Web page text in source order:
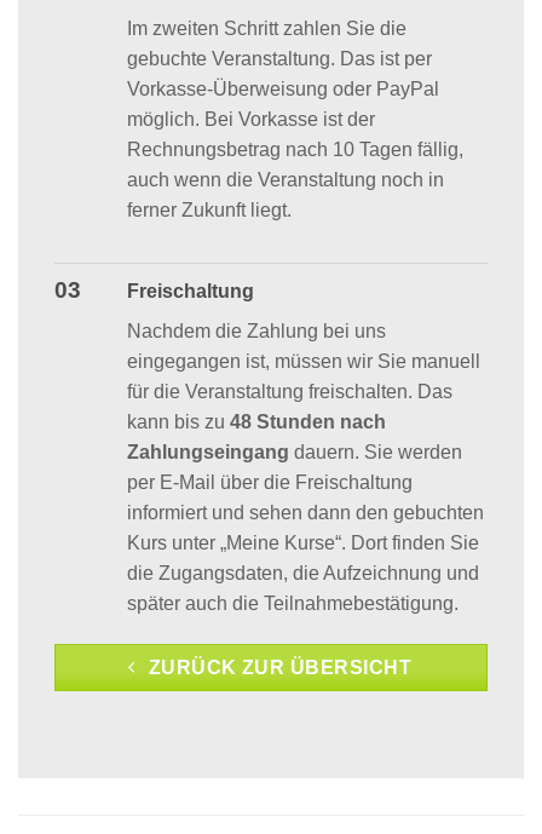
Im zweiten Schritt zahlen Sie die
gebuchte Veranstaltung. Das ist per
Vorkasse-Überweisung oder PayPal
möglich. Bei Vorkasse ist der
Rechnungsbetrag nach 10 Tagen fällig,
auch wenn die Veranstaltung noch in
ferner Zukunft liegt.
03
Freischaltung
Nachdem die Zahlung bei uns
eingegangen ist, müssen wir Sie manuell
für die Veranstaltung freischalten. Das
kann bis zu 48 Stunden nach
Zahlungseingang dauern. Sie werden
per E-Mail über die Freischaltung
informiert und sehen dann den gebuchten
Kurs unter „Meine Kurse“. Dort finden Sie
die Zugangsdaten, die Aufzeichnung und
später auch die Teilnahmebestätigung.
ZURÜCK ZUR ÜBERSICHT